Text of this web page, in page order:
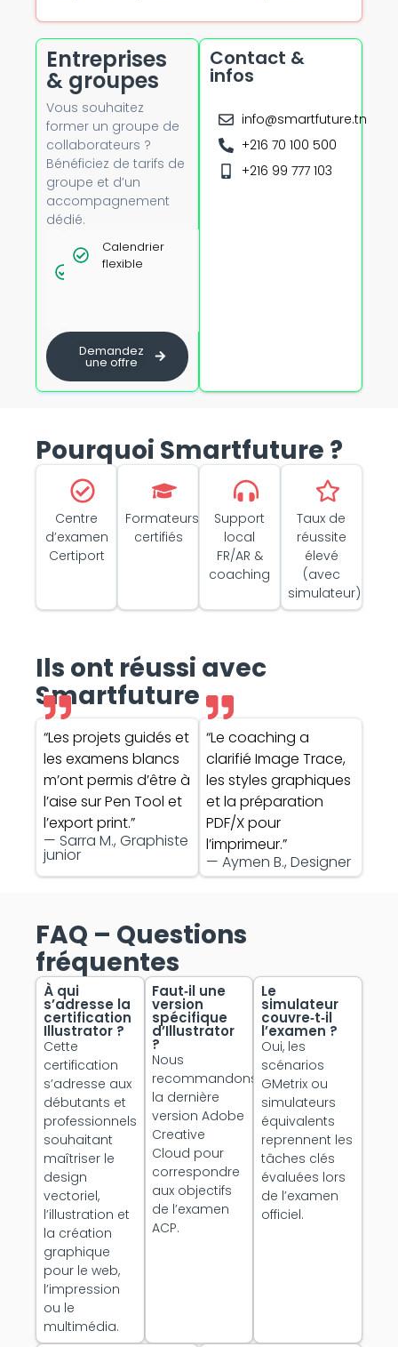
Entreprises
& groupes
Vous souhaitez
former un groupe de
collaborateurs ?
Bénéficiez de tarifs de
groupe et d’un
accompagnement
dédié.
Tarifs
dégressifs
Calendrier
flexible
Demandez
une offre
Contact &
infos
info@smartfuture.tn
+216 70 100 500
+216 99 777 103
Pourquoi Smartfuture ?
Centre
d’examen
Certiport
Formateurs
certifiés
Support
local
FR/AR &
coaching
Taux de
réussite
élevé
(avec
simulateur)
Ils ont réussi avec
Smartfuture
“Les projets guidés et
les examens blancs
m’ont permis d’être à
l’aise sur Pen Tool et
l’export print.”
— Sarra M., Graphiste
junior
“Le coaching a
clarifié Image Trace,
les styles graphiques
et la préparation
PDF/X pour
l’imprimeur.”
— Aymen B., Designer
FAQ – Questions
fréquentes
À qui
s’adresse la
certification
Illustrator ?
Cette
certification
s’adresse aux
débutants et
professionnels
souhaitant
maîtriser le
design
vectoriel,
l’illustration et
la création
graphique
pour le web,
l’impression
ou le
multimédia.
Faut‑il une
version
spécifique
d’Illustrator
?
Nous
recommandons
la dernière
version Adobe
Creative
Cloud pour
correspondre
aux objectifs
de l’examen
ACP.
Le
simulateur
couvre‑t‑il
l’examen ?
Oui, les
scénarios
GMetrix ou
simulateurs
équivalents
reprennent les
tâches clés
évaluées lors
de l’examen
officiel.